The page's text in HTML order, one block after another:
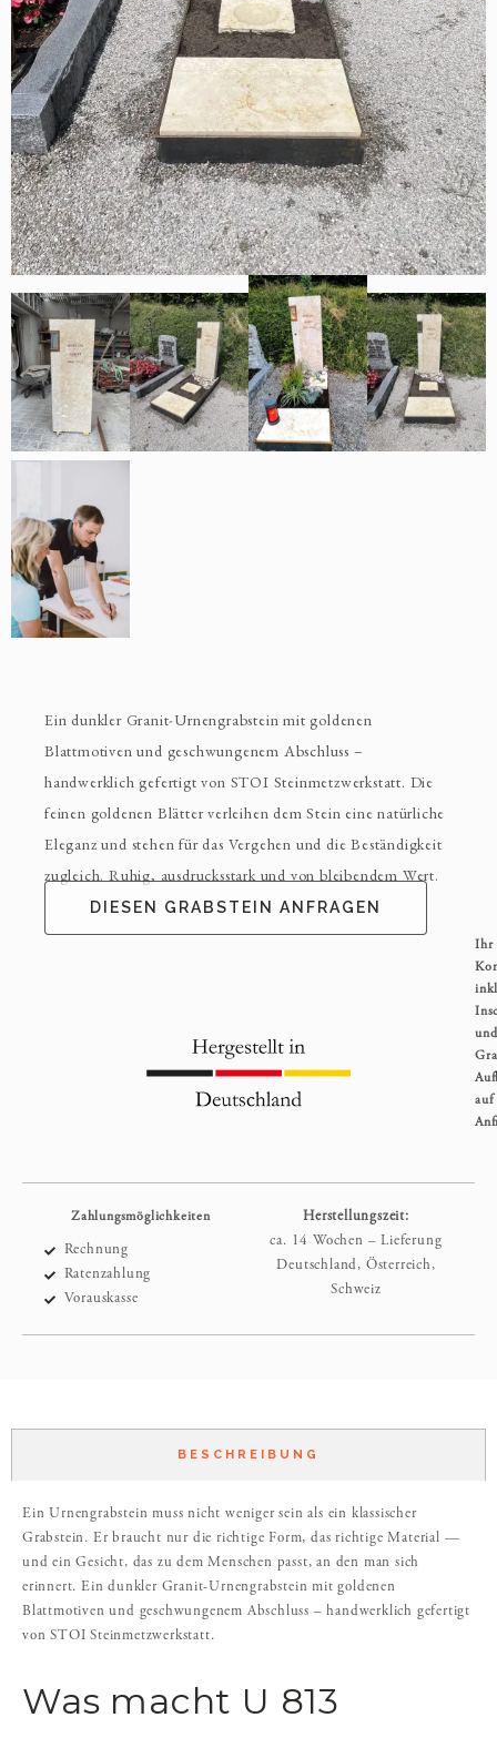
Ein dunkler Granit-Urnengrabstein mit goldenen
Blattmotiven und geschwungenem Abschluss –
handwerklich gefertigt von STOI Steinmetzwerkstatt. Die
feinen goldenen Blätter verleihen dem Stein eine natürliche
Eleganz und stehen für das Vergehen und die Beständigkeit
zugleich. Ruhig, ausdrucksstark und von bleibendem Wert.
DIESEN GRABSTEIN ANFRAGEN
Ihr
und
auf
Zahlungsmöglichkeiten
Rechnung
Ratenzahlung
Vorauskasse
Herstellungszeit:
ca. 14 Wochen – Lieferung
Deutschland, Österreich,
Schweiz
BESCHREIBUNG
Ein Urnengrabstein muss nicht weniger sein als ein klassischer
Grabstein. Er braucht nur die richtige Form, das richtige Material —
und ein Gesicht, das zu dem Menschen passt, an den man sich
erinnert. Ein dunkler Granit-Urnengrabstein mit goldenen
Blattmotiven und geschwungenem Abschluss – handwerklich gefertigt
von STOI Steinmetzwerkstatt.
Was macht U 813